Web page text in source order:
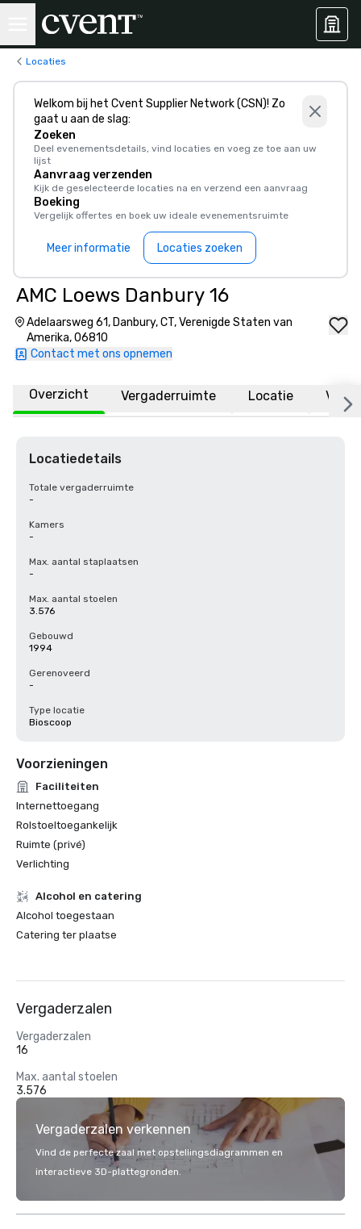
Locaties
Welkom bij het Cvent Supplier Network (CSN)! Zo
gaat u aan de slag:
Zoeken
Deel evenementsdetails, vind locaties en voeg ze toe aan uw
lijst
Aanvraag verzenden
Kijk de geselecteerde locaties na en verzend een aanvraag
Boeking
Vergelijk offertes en boek uw ideale evenementsruimte
Meer informatie Locaties zoeken
AMC Loews Danbury 16
Adelaarsweg 61, Danbury, CT, Verenigde Staten van
Amerika, 06810
Contact met ons opnemen
Overzicht Vergaderruimte Locatie
Locatiedetails
Totale vergaderruimte
-
Kamers
-
Max. aantal staplaatsen
-
Max. aantal stoelen
3.576
Gebouwd
1994
Gerenoveerd
-
Type locatie
Bioscoop
Voorzieningen
Faciliteiten
Internettoegang
Rolstoeltoegankelijk
Ruimte (privé)
Verlichting
Alcohol en catering
Alcohol toegestaan
Catering ter plaatse
Vergaderzalen
Vergaderzalen
16
Max. aantal stoelen
3.576
Vergaderzalen verkennen
Vind de perfecte zaal met opstellingsdiagrammen en
interactieve 3D-plattegronden.